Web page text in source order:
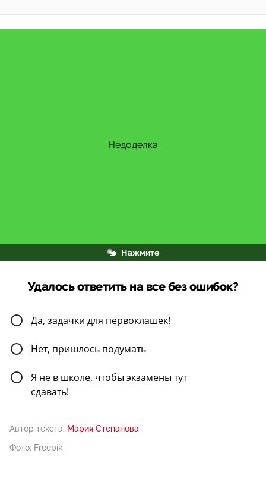
Недоделка
Нажмите
А в этом случае приставка недо-
Удалось ответить на все без ошибок?
Да, задачки для первоклашек!
Нет, пришлось подумать
Я не в школе, чтобы экзамены тут
сдавать!
Автор текста: Мария Степанова
Фото: Freepik